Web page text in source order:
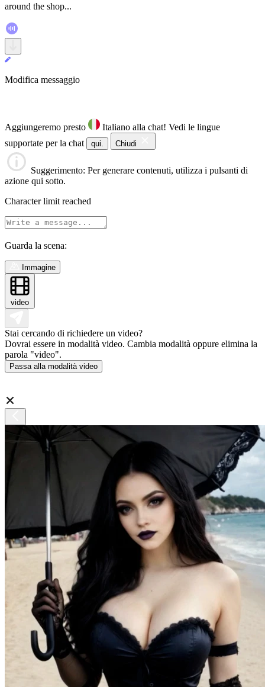
around the shop...
Modifica messaggio
Aggiungeremo presto Italiano alla chat! Vedi le lingue
supportate per la chat
qui. Chiudi
Suggerimento: Per generare contenuti, utilizza i pulsanti di
azione qui sotto.
Character limit reached
Guarda la scena:
Immagine
video
Stai cercando di richiedere un video?
Dovrai essere in modalità video. Cambia modalità oppure elimina la
parola "video".
Passa alla modalità video